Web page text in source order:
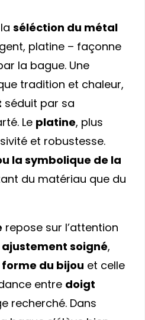
séléction du métal
platine – façonne
la bague. Une
tradition et chaleur,
séduit par sa
Le platine, plus
et robustesse.
la symbolique de la
du matériau que du
repose sur l’attention
ajustement soigné,
forme du bijou et celle
entre doigt
recherché. Dans